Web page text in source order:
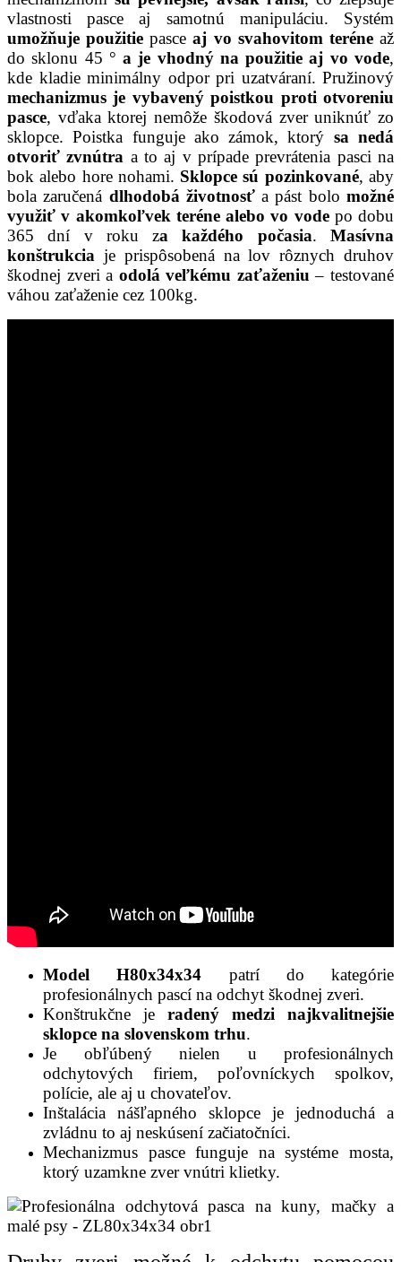
vlastnosti pasce aj samotnú manipuláciu. Systém
umožňuje použitie pasceaj vo svahovitom teréneaž
do sklonu 45 °a je vhodný na použitie aj vo vode,
kde kladie minimálny odpor pri uzatváraní. Pružinový
mechanizmus je vybavený poistkou proti otvoreniu
pasce, vďaka ktorej nemôže škodová zver uniknúť zo
sklopce. Poistka funguje ako zámok, ktorý sa nedá
otvoriť zvnútra a to aj v prípade prevrátenia pasci na
bok alebo hore nohami. Sklopce sú pozinkované, aby
bola zaručená dlhodobá životnosťa pást bolomožné
využiť v akomkoľvek teréne alebo vo vodepo dobu
365 dní v roku za každého počasia.Masívna
konštrukcia je prispôsobená na lov rôznych druhov
škodnej zveri a odolá veľkému zaťaženiu – testované
váhou zaťaženie cez 100kg.
Model H80x34x34 patrí do kategórie
profesionálnych pascí na odchyt škodnej zveri.
Konštrukčne je radený medzi najkvalitnejšie
sklopce na slovenskom trhu.
Je obľúbený nielen u profesionálnych
odchytových firiem, poľovníckych spolkov,
polície, ale aj u chovateľov.
Inštalácia nášľapného sklopce je jednoduchá a
zvládnu to aj neskúsení začiatočníci.
Mechanizmus pasce funguje na systéme mosta,
ktorý uzamkne zver vnútri klietky.